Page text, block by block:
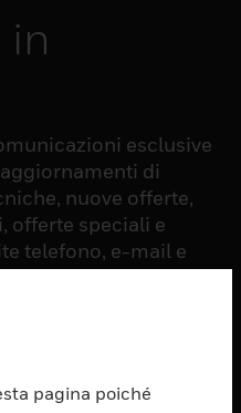
esclusive
di
nuove offerte,
offerte speciali e
telefono, e-mail e
pagina poiché